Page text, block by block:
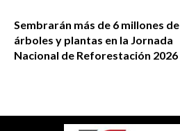
Sembrarán más de 6 millones de
árboles y plantas en la Jornada
Nacional de Reforestación 2026